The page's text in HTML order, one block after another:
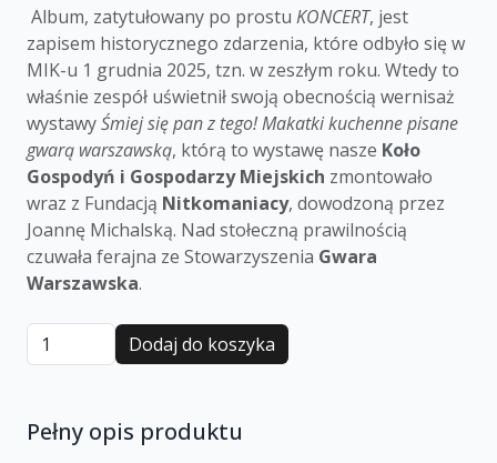
Album, zatytułowany po prostu KONCERT, jest
zapisem historycznego zdarzenia, które odbyło się w
MIK-u 1 grudnia 2025, tzn. w zeszłym roku. Wtedy to
właśnie zespół uświetnił swoją obecnością wernisaż
wystawyŚmiej się pan z tego! Makatki kuchenne pisane
gwarą warszawską, którą to wystawę nasze Koło
Gospodyń i Gospodarzy Miejskich zmontowało
wraz z Fundacją Nitkomaniacy, dowodzoną przez
Joannę Michalską. Nad stołeczną prawilnością
czuwała ferajna ze Stowarzyszenia Gwara
Warszawska.
Dodaj do koszyka
Pełny opis produktu